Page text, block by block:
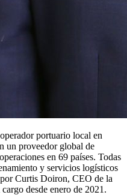
portuario local en
un proveedor global de
en 69 países. Todas
y servicios logísticos
Curtis Doiron, CEO de la
desde enero de 2021.